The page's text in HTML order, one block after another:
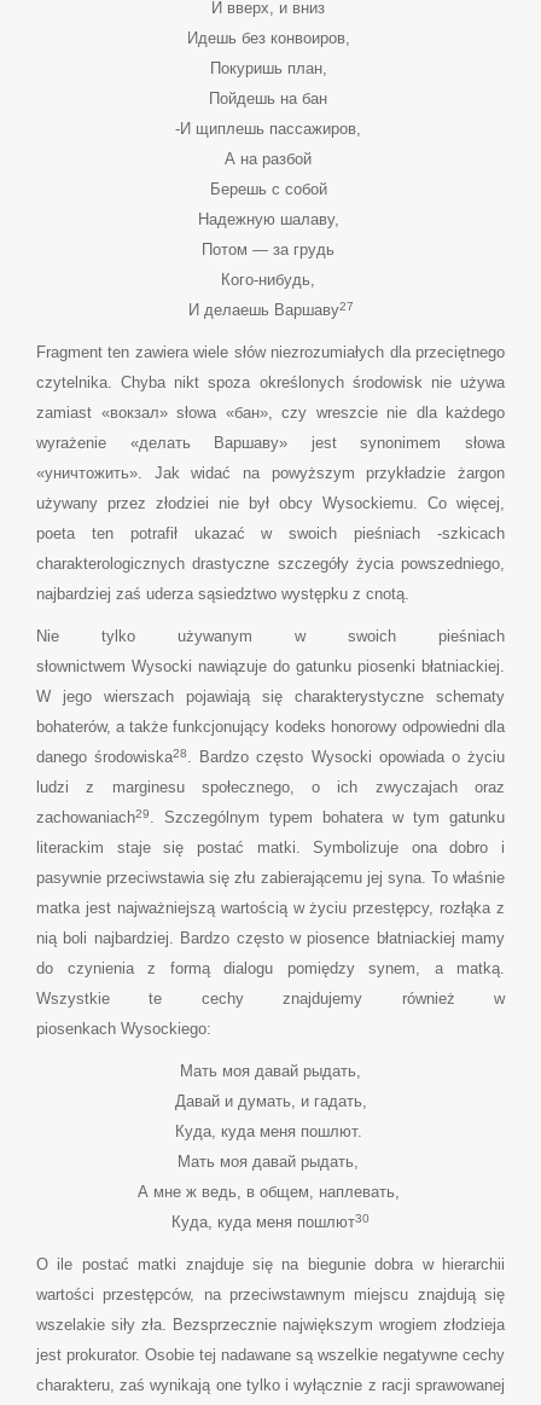
И вверх, и вниз
Идешь без конвоиров,
Покуришь план,
Пойдешь на бан
-И щиплешь пассажиров,
А на разбой
Берешь с собой
Надежную шалаву,
Потом — за грудь
Кого-нибудь,
И делаешь Варшаву27
Fragment ten zawiera wiele słów niezrozumiałych dla przeciętnego
czytelnika. Chyba nikt spoza określonych środowisk nie używa
zamiast «вокзал» słowa «бан», czy wreszcie nie dla każdego
wyrażenie «делать Варшаву» jest synonimem słowa
«уничтожить». Jak widać na powyższym przykładzie żargon
używany przez złodziei nie był obcy Wysockiemu. Co więcej,
poeta ten potrafił ukazać w swoich pieśniach -szkicach
charakterologicznych drastyczne szczegóły życia powszedniego,
najbardziej zaś uderza sąsiedztwo występku z cnotą.
Nie tylko używanym w swoich pieśniach
słownictwem Wysocki nawiązuje do gatunku piosenki błatniackiej.
W jego wierszach pojawiają się charakterystyczne schematy
bohaterów, a także funkcjonujący kodeks honorowy odpowiedni dla
danego środowiska28. Bardzo często Wysocki opowiada o życiu
ludzi z marginesu społecznego, o ich zwyczajach oraz
zachowaniach29. Szczególnym typem bohatera w tym gatunku
literackim staje się postać matki. Symbolizuje ona dobro i
pasywnie przeciwstawia się złu zabierającemu jej syna. To właśnie
matka jest najważniejszą wartością w życiu przestępcy, rozłąka z
nią boli najbardziej. Bardzo często w piosence błatniackiej mamy
do czynienia z formą dialogu pomiędzy synem, a matką.
Wszystkie te cechy znajdujemy również w
piosenkach Wysockiego:
Мать моя давай рыдать,
Давай и думать, и гадать,
Куда, куда меня пошлют.
Мать моя давай рыдать,
А мне ж ведь, в общем, наплевать,
Куда, куда меня пошлют30
О ile postać matki znajduje się na biegunie dobra w hierarchii
wartości przestępców, na przeciwstawnym miejscu znajdują się
wszelakie siły zła. Bezsprzecznie największym wrogiem złodzieja
jest prokurator. Osobie tej nadawane są wszelkie negatywne cechy
charakteru, zaś wynikają one tylko i wyłącznie z racji sprawowanej